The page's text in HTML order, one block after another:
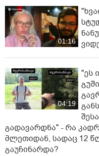
01:16
04:19
"ეს
გადავარდნა" - რა
მლეთიდან, სადაც 12
გაუჩინარდა?